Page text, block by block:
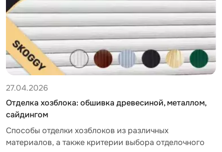
27.04.2026
Отделка хозблока: обшивка древесиной, металлом,
сайдингом
Cпособы отделки хозблоков из различных
материалов, а также критерии выбора отделочного